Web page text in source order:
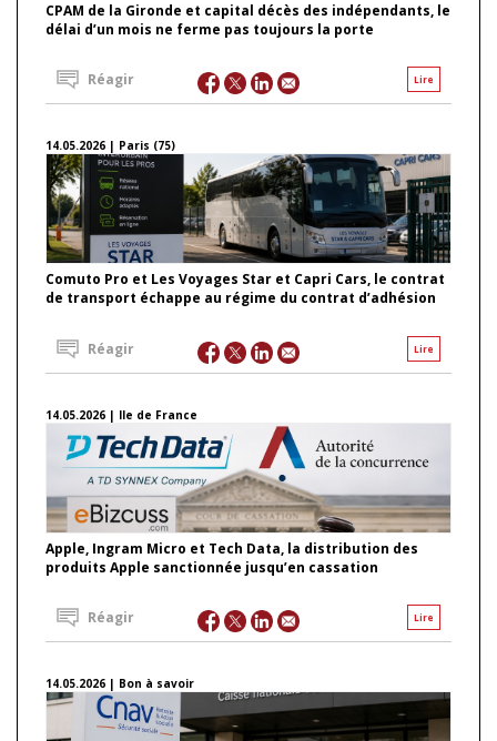
CPAM de la Gironde et capital décès des indépendants, le
délai d’un mois ne ferme pas toujours la porte
Lire
Réagir
14.05.2026 | Paris (75)
Comuto Pro et Les Voyages Star et Capri Cars, le contrat
de transport échappe au régime du contrat d’adhésion
Lire
Réagir
14.05.2026 | Ile de France
Apple, Ingram Micro et Tech Data, la distribution des
produits Apple sanctionnée jusqu’en cassation
Lire
Réagir
14.05.2026 | Bon à savoir